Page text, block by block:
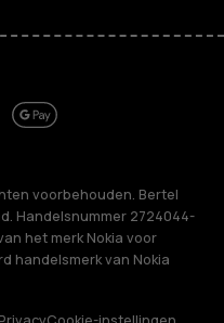
voorbehouden. Bertel
Handelsnummer 2724044-
het merk Nokia voor
handelsmerk van Nokia